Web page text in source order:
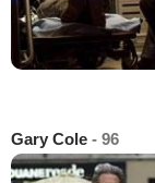
Gary Cole - 96